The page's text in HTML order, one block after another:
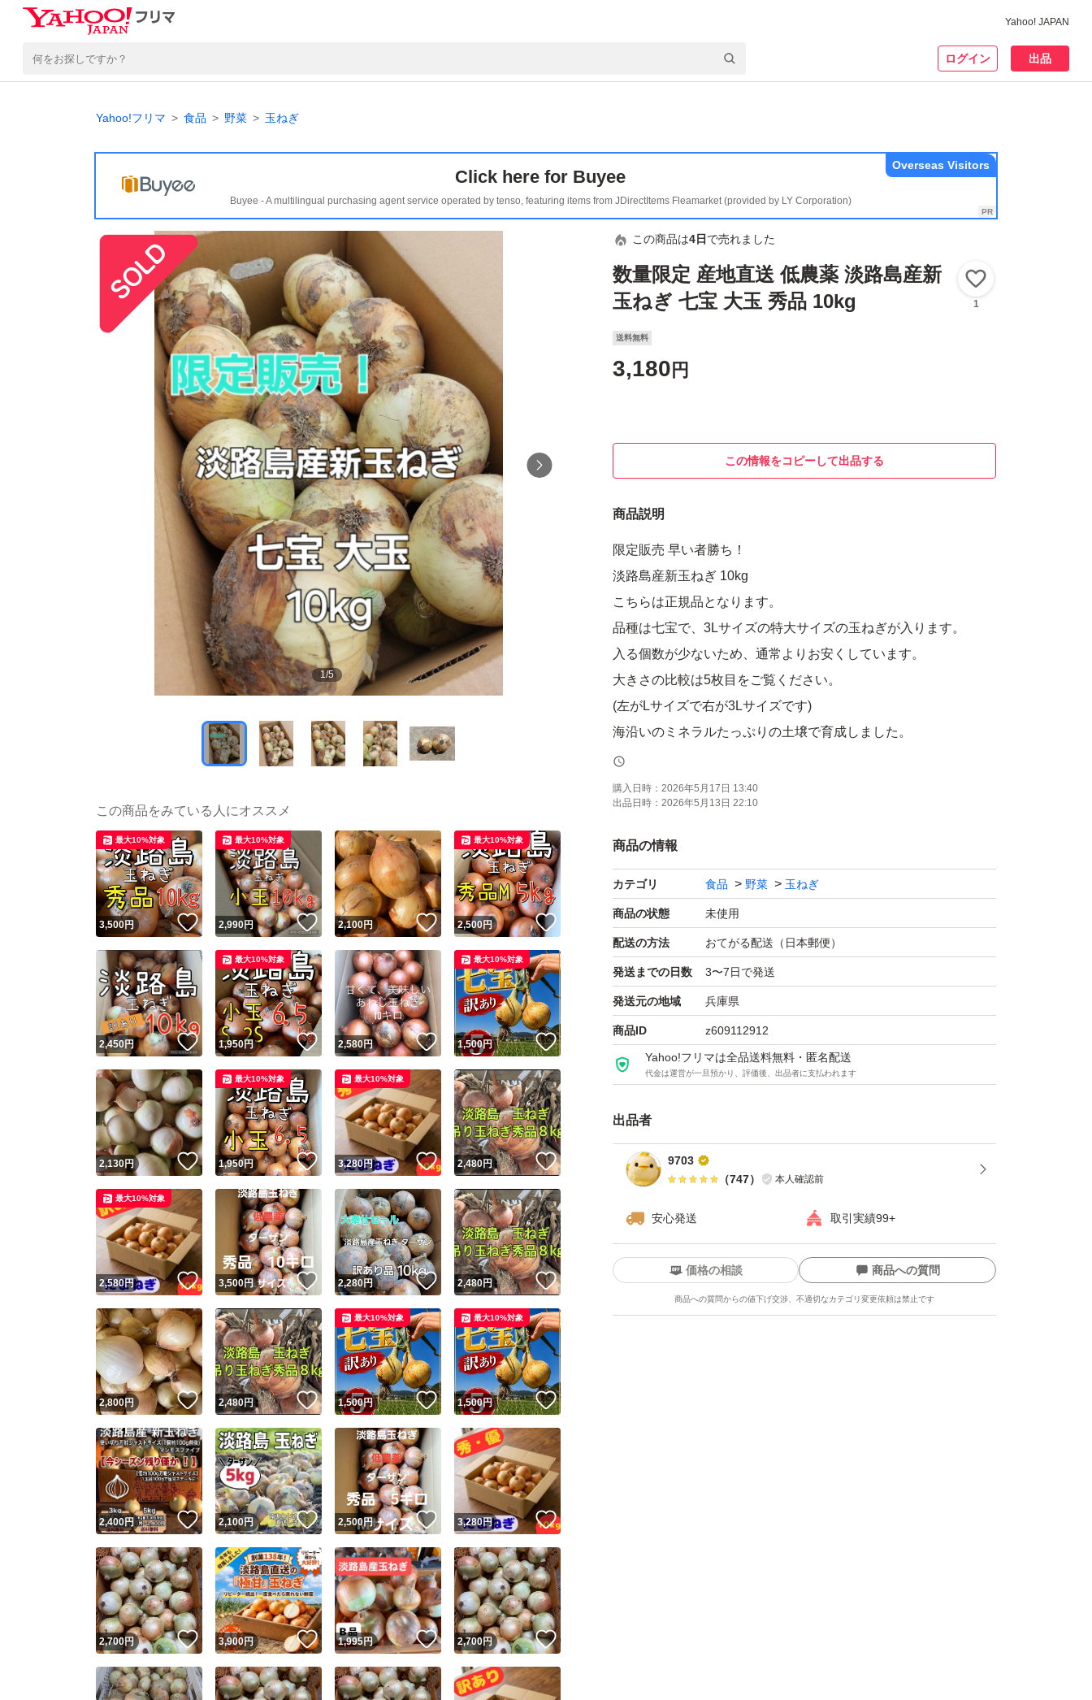
Yahoo! JAPAN
ログイン 出品
Yahoo!フリマ 食品 野菜 玉ねぎ
Click here for Buyee
Buyee - A multilingual purchasing agent service operated by tenso, featuring items from JDirectItems Fleamarket (provided by LY Corporation)
Overseas Visitors
1/5
この商品は4日 で売れました
数量限定 産地直送 低農薬 淡路島産新
玉ねぎ 七宝 大玉 秀品 10kg
1
送料無料
3,180 円
この情報をコピーして出品する
商品説明
限定販売 早い者勝ち！
淡路島産新玉ねぎ 10kg
こちらは正規品となります。
品種は七宝で、3Lサイズの特大サイズの玉ねぎが入ります。
入る個数が少ないため、通常よりお安くしています。
大きさの比較は5枚目をご覧ください。
(左がLサイズで右が3Lサイズです)
海沿いのミネラルたっぷりの土壌で育成しました。
甘くとても美味しく仕上がっています。
こちらのサイズとなりますと、輪切りにしてステーキで食べると
とても美味しくてオススメです。
サイズは混合になります。
使用する農薬をなるべく減らしたため、通常購入されるものより
安心して召し上がっていただけます。
劣化を防ぐために土を付着したまま発送します。
受け取りましたら風通しのいいところで保管してください。
出荷用箱で発送します。
種類...玉ねぎ
特徴...農家直送
量...10kg
購入日時： 2026年5月17日 13:40
出品日時： 2026年5月13日 22:10
商品の情報
カテゴリ 食品 野菜 玉ねぎ
商品の状態 未使用
配送の方法 おてがる配送（日本郵便）
発送までの日数 3〜7日で発送
発送元の地域 兵庫県
商品ID z609112912
Yahoo!フリマは全品送料無料・匿名配送
代金は運営が一旦預かり、評価後、出品者に支払われます
出品者
9703
（747） 本人確認前
安心発送 取引実績99+
ユーザーの実績について
Yahoo!フリマが定めた一定の基準を満たしたユーザーにバッジを付与しています
安心取引出品者
価格の相談 商品への質問
商品への質問からの値下げ交渉、不適切なカテゴリ変更依頼は禁止です
この商品をみている人にオススメ
3,500円 いいね！
最大10%対象
2,990円 いいね！
最大10%対象
2,100円 いいね！
2,500円
最大10%対象
2,450円 いいね！
1,950円 いいね！
最大10%対象
2,580円 いいね！
1,500円 いいね！
最大10%対象
2,130円 いいね！
1,950円 いいね！
最大10%対象
3,280円 いいね！
最大10%対象
2,480円 いいね！
2,580円 いいね！
最大10%対象
3,500円 いいね！
2,280円 いいね！
2,480円 いいね！
2,800円 いいね！
2,480円 いいね！
1,500円 いいね！
最大10%対象
1,500円 いいね！
最大10%対象
2,400円 いいね！
2,100円 いいね！
2,500円 いいね！
3,280円 いいね！
2,700円 いいね！
3,900円 いいね！
1,995円 いいね！
2,700円 いいね！